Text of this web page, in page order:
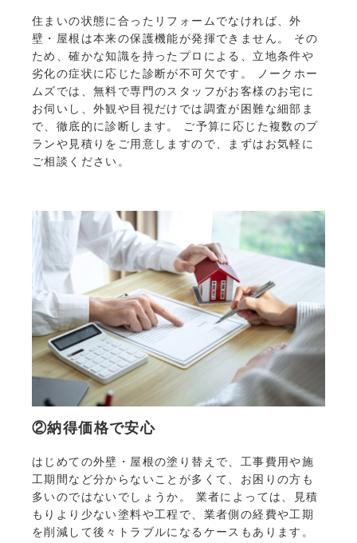
住まいの状態に合ったリフォームでなければ、外
壁・屋根は本来の保護機能が発揮できません。 その
ため、確かな知識を持ったプロによる、立地条件や
劣化の症状に応じた診断が不可欠です。 ノークホー
ムズでは、無料で専門のスタッフがお客様のお宅に
お伺いし、外観や目視だけでは調査が困難な細部ま
で、徹底的に診断します。 ご予算に応じた複数のプ
ランや見積りをご用意しますので、まずはお気軽に
ご相談ください。
②納得価格で安心
はじめての外壁・屋根の塗り替えで、工事費用や施
工期間など分からないことが多くて、お困りの方も
多いのではないでしょうか。 業者によっては、見積
もりより少ない塗料や工程で、業者側の経費や工期
を削減して後々トラブルになるケースもあります。